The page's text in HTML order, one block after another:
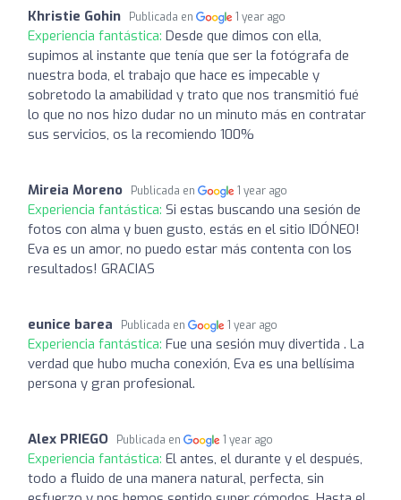
Khristie Gohin Publicada en 1 year ago
Experiencia fantástica: Desde que dimos con ella,
supimos al instante que tenía que ser la fotógrafa de
nuestra boda, el trabajo que hace es impecable y
sobretodo la amabilidad y trato que nos transmitió fué
lo que no nos hizo dudar no un minuto más en contratar
sus servicios, os la recomiendo 100%
Mireia Moreno Publicada en 1 year ago
Experiencia fantástica: Si estas buscando una sesión de
fotos con alma y buen gusto, estás en el sitio IDÓNEO!
Eva es un amor, no puedo estar más contenta con los
resultados! GRACIAS
eunice barea Publicada en 1 year ago
Experiencia fantástica: Fue una sesión muy divertida . La
verdad que hubo mucha conexión, Eva es una bellísima
persona y gran profesional.
Alex PRIEGO Publicada en 1 year ago
Experiencia fantástica: El antes, el durante y el después,
todo a fluido de una manera natural, perfecta, sin